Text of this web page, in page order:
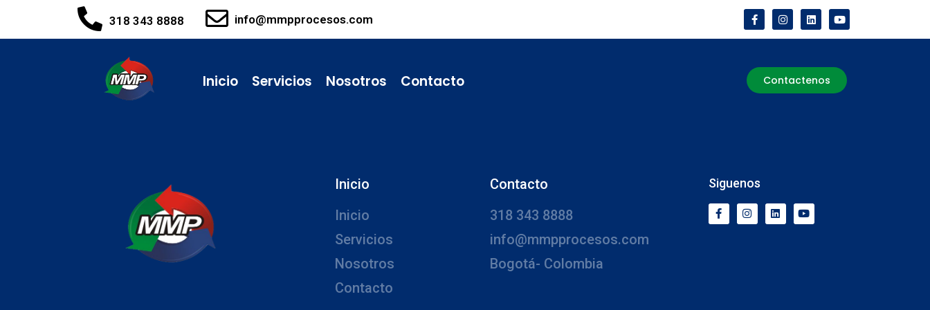
318 343 8888 info@mmpprocesos.com
Inicio Servicios Nosotros Contacto Contactenos
Inicio
Inicio
Servicios
Nosotros
Contacto
Contacto
318 343 8888
info@mmpprocesos.com
Bogotá- Colombia
Siguenos